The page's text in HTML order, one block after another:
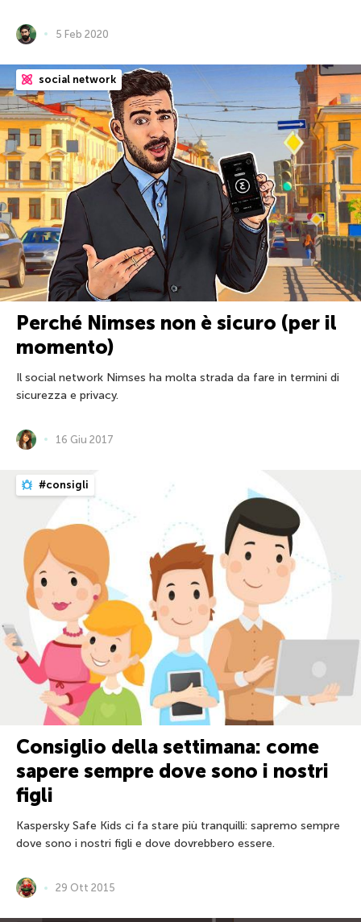
5 Feb 2020
social network
Perché Nimses non è sicuro (per il
momento)
Il social network Nimses ha molta strada da fare in termini di
sicurezza e privacy.
16 Giu 2017
#consigli
Consiglio della settimana: come
sapere sempre dove sono i nostri
figli
Kaspersky Safe Kids ci fa stare più tranquilli: sapremo sempre
dove sono i nostri figli e dove dovrebbero essere.
29 Ott 2015